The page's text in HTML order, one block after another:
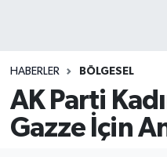
HABERLER BÖLGESEL
AK Parti
Gazze İçin
GÜNDEM
Kültür sanat
Son Dakika Haberleri
Haber Arşivi